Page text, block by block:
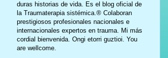
duras historias de vida. Es el blog oficial de
la Traumaterapia sistémica.® Colaboran
prestigiosos profesionales nacionales e
internacionales expertos en trauma. Mi más
cordial bienvenida. Ongi etorri guztioi. You
are wellcome.